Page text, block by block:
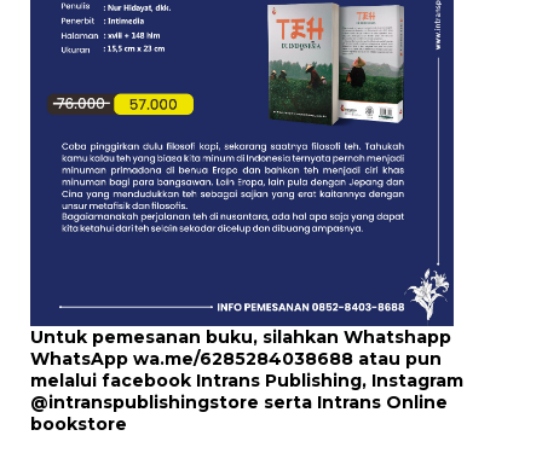
Untuk pemesanan buku, silahkan Whatshapp
WhatsApp wa.me/6285284038688 atau pun
melalui facebook Intrans Publishing, Instagram
@intranspublishingstore serta Intrans Online
bookstore